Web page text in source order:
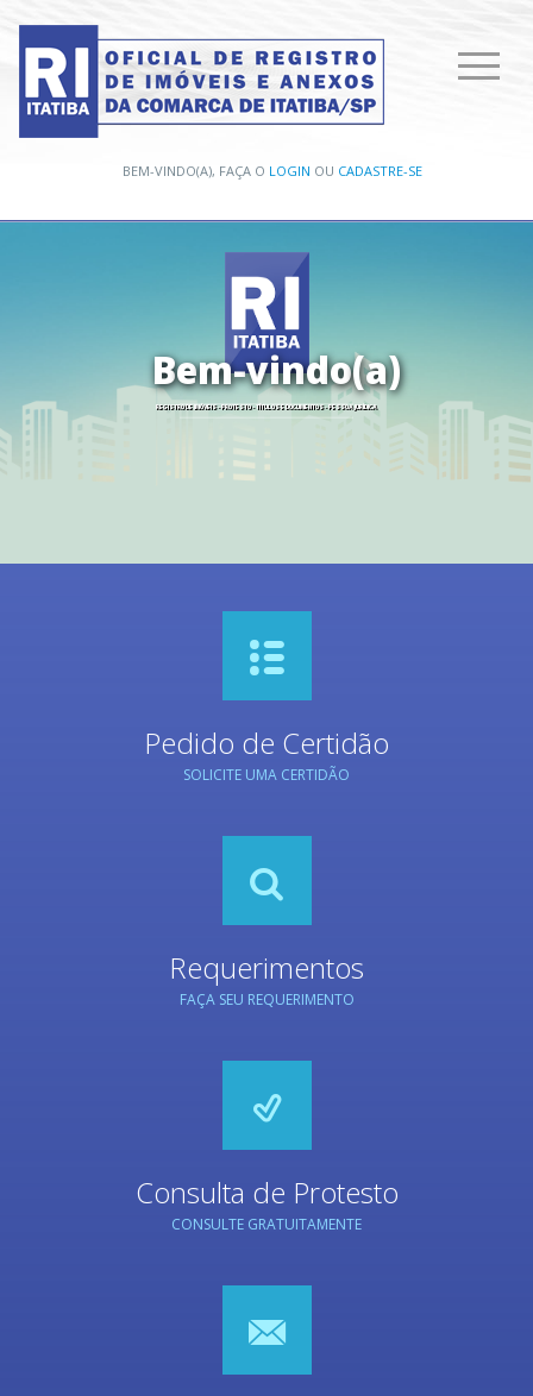
BEM-VINDO(A), FAÇA O LOGIN OU CADASTRE-SE
Bem-vindo(a)
REGISTRO DE IMÓVEIS - PROTESTO - TÍTULOS E DOCUMENTOS - PESSOA JURÍDICA
Pedido de Certidão
SOLICITE UMA CERTIDÃO
Requerimentos
FAÇA SEU REQUERIMENTO
Consulta de Protesto
CONSULTE GRATUITAMENTE